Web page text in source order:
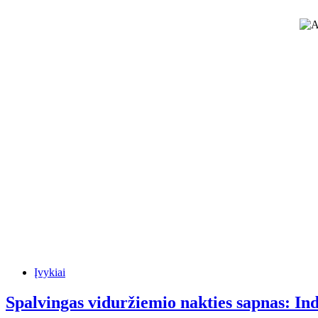
Įvykiai
Spalvingas viduržiemio nakties sapnas: